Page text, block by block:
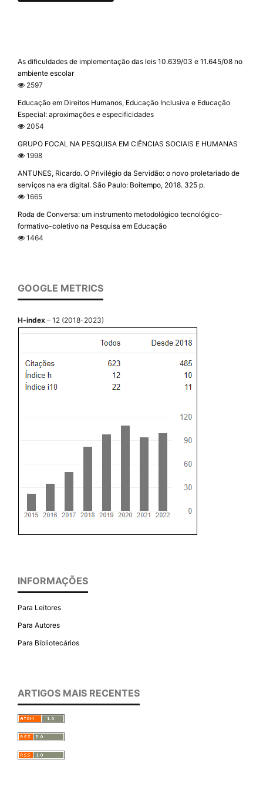
As dificuldades de implementação das leis 10.639/03 e 11.645/08 no
ambiente escolar
2597
Educação em Direitos Humanos, Educação Inclusiva e Educação
Especial: aproximações e especificidades
2054
GRUPO FOCAL NA PESQUISA EM CIÊNCIAS SOCIAIS E HUMANAS
1998
ANTUNES, Ricardo. O Privilégio da Servidão: o novo proletariado de
serviços na era digital. São Paulo: Boitempo, 2018. 325 p.
1665
Roda de Conversa: um instrumento metodológico tecnológico-
formativo-coletivo na Pesquisa em Educação
1464
GOOGLE METRICS
H-index – 12 (2018-2023)
INFORMAÇÕES
Para Leitores
Para Autores
Para Bibliotecários
ARTIGOS MAIS RECENTES